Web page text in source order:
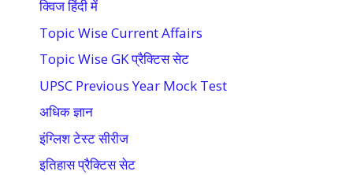
क्विज हिंदी में
Topic Wise Current Affairs
Topic Wise GK प्रैक्टिस सेट
UPSC Previous Year Mock Test
अधिक ज्ञान
इंग्लिश टेस्ट सीरीज
इतिहास प्रैक्टिस सेट